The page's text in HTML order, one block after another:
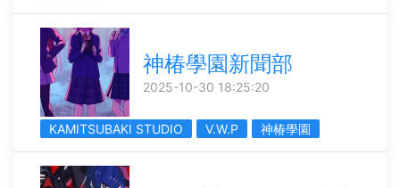
神椿學園新聞部
2025-10-30 18:25:20
KAMITSUBAKI STUDIO V.W.P 神椿學園